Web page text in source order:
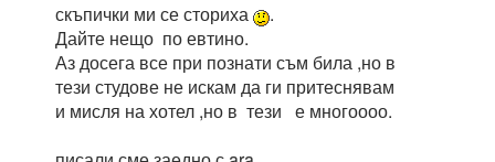
скъпички ми се сториха
.
Дайте нещо по евтино.
Аз досега все при познати съм била ,но в
тези студове не искам да ги притеснявам
и мисля на хотел ,но в тези е многоооо.